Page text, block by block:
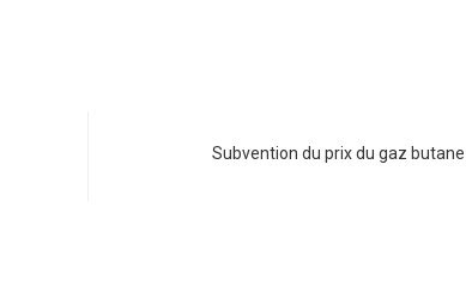
Subvention du prix du gaz butane